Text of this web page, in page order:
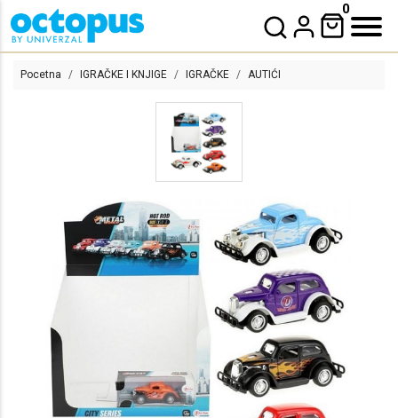
0
Pocetna IGRAČKE I KNJIGE IGRAČKE AUTIĆI